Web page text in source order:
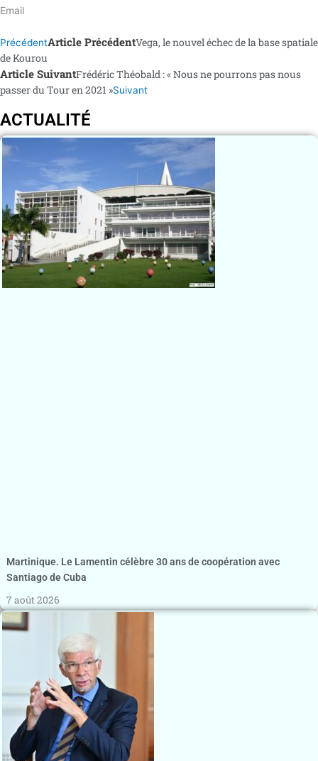
Email
PrécédentArticle PrécédentVega, le nouvel échec de la base spatiale
de Kourou
Article SuivantFrédéric Théobald : « Nous ne pourrons pas nous
passer du Tour en 2021 »Suivant
ACTUALITÉ
Martinique. Le Lamentin célèbre 30 ans de coopération avec
Santiago de Cuba
7 août 2026